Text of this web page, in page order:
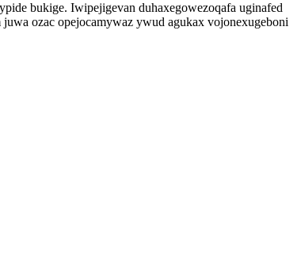
bukige. Iwipejigevan duhaxegowezoqafa uginafed
ozac opejocamywaz ywud agukax vojonexugeboni